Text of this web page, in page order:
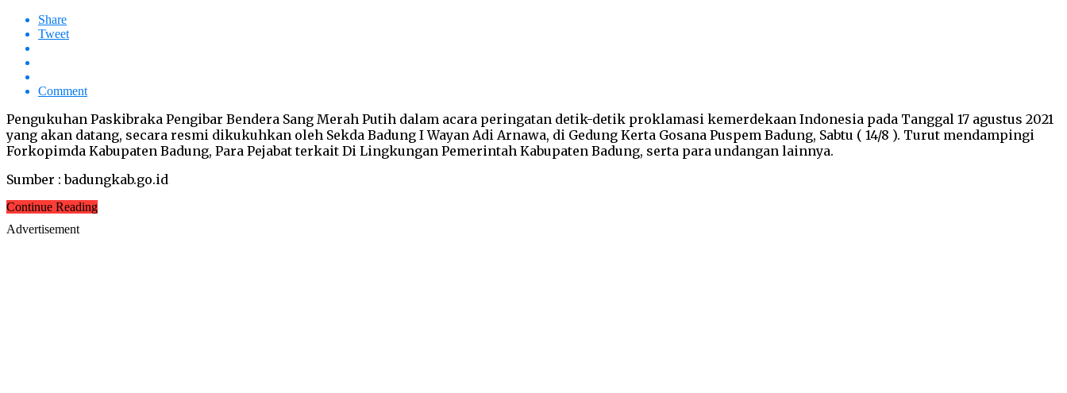
Share
Tweet
Comment
Pengukuhan Paskibraka Pengibar Bendera Sang Merah Putih dalam acara peringatan detik-detik proklamasi kemerdekaan Indonesia pada Tanggal 17 agustus 2021
yang akan datang, secara resmi dikukuhkan oleh Sekda Badung I Wayan Adi Arnawa, di Gedung Kerta Gosana Puspem Badung, Sabtu ( 14/8 ). Turut mendampingi
Forkopimda Kabupaten Badung, Para Pejabat terkait Di Lingkungan Pemerintah Kabupaten Badung, serta para undangan lainnya.
Sumber : badungkab.go.id
Continue Reading
Advertisement